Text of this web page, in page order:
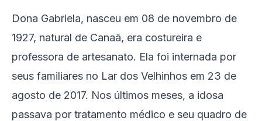
Dona Gabriela, nasceu em 08 de novembro de
1927, natural de Canaã, era costureira e
professora de artesanato. Ela foi internada por
seus familiares no Lar dos Velhinhos em 23 de
agosto de 2017. Nos últimos meses, a idosa
passava por tratamento médico e seu quadro de